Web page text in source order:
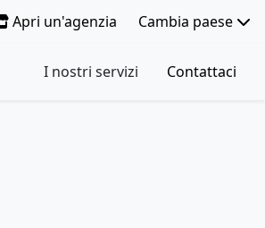
Apri un'agenzia Cambia paese
I nostri servizi Contattaci